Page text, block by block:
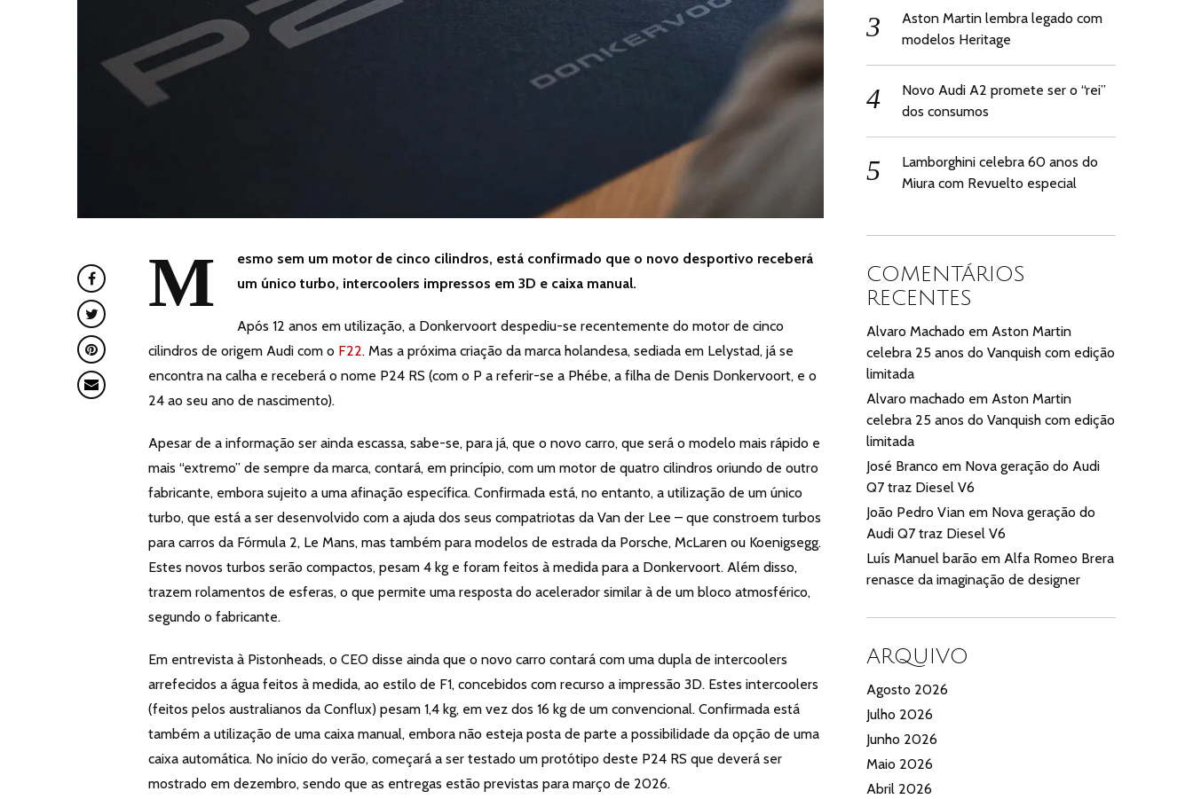
M
esmo sem um motor de cinco cilindros, está confirmado que o novo desportivo receberá
um único turbo, intercoolers impressos em 3D e caixa manual.
Após 12 anos em utilização, a Donkervoort despediu-se recentemente do motor de cinco
cilindros de origem Audi com o F22. Mas a próxima criação da marca holandesa, sediada em Lelystad, já se
encontra na calha e receberá o nome P24 RS (com o P a referir-se a Phébe, a filha de Denis Donkervoort, e o
24 ao seu ano de nascimento).
Apesar de a informação ser ainda escassa, sabe-se, para já, que o novo carro, que será o modelo mais rápido e
mais “extremo” de sempre da marca, contará, em princípio, com um motor de quatro cilindros oriundo de outro
fabricante, embora sujeito a uma afinação específica. Confirmada está, no entanto, a utilização de um único
turbo, que está a ser desenvolvido com a ajuda dos seus compatriotas da Van der Lee – que constroem turbos
para carros da Fórmula 2, Le Mans, mas também para modelos de estrada da Porsche, McLaren ou Koenigsegg.
Estes novos turbos serão compactos, pesam 4 kg e foram feitos à medida para a Donkervoort. Além disso,
trazem rolamentos de esferas, o que permite uma resposta do acelerador similar à de um bloco atmosférico,
segundo o fabricante.
Em entrevista à Pistonheads, o CEO disse ainda que o novo carro contará com uma dupla de intercoolers
arrefecidos a água feitos à medida, ao estilo de F1, concebidos com recurso a impressão 3D. Estes intercoolers
(feitos pelos australianos da Conflux) pesam 1,4 kg, em vez dos 16 kg de um convencional. Confirmada está
também a utilização de uma caixa manual, embora não esteja posta de parte a possibilidade da opção de uma
caixa automática. No início do verão, começará a ser testado um protótipo deste P24 RS que deverá ser
mostrado em dezembro, sendo que as entregas estão previstas para março de 2026.
Aston Martin lembra legado com
modelos Heritage
Novo Audi A2 promete ser o “rei”
dos consumos
Lamborghini celebra 60 anos do
Miura com Revuelto especial
COMENTÁRIOS
RECENTES
Alvaro Machado emAston Martin
celebra 25 anos do Vanquish com edição
limitada
Alvaro machado emAston Martin
celebra 25 anos do Vanquish com edição
limitada
José Branco em Nova geração do Audi
Q7 traz Diesel V6
João Pedro Vian em Nova geração do
Audi Q7 traz Diesel V6
Luís Manuel barão emAlfa Romeo Brera
renasce da imaginação de designer
ARQUIVO
Agosto 2026
Julho 2026
Junho 2026
Maio 2026
Abril 2026